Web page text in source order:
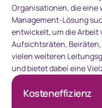
Organisationen, die
Management-Lösung
entwickelt, um die Arbeit
Aufsichtsräten,
vielen weiteren
und bietet dabei eine
Kosteneffizienz